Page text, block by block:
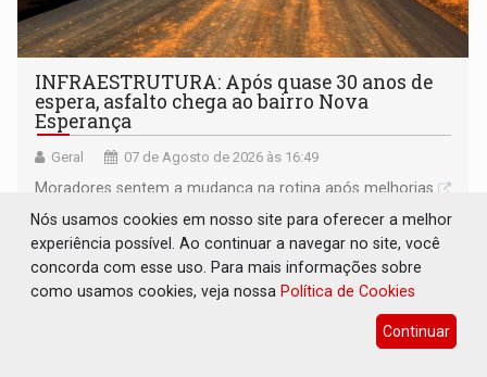
INFRAESTRUTURA: Após quase 30 anos de
espera, asfalto chega ao bairro Nova
Esperança
Geral 07 de Agosto de 2026 às 16:49
Moradores sentem a mudança na rotina após melhorias
Nós usamos cookies em nosso site para oferecer a melhor
experiência possível. Ao continuar a navegar no site, você
concorda com esse uso. Para mais informações sobre
como usamos cookies, veja nossa Política de Cookies
Continuar